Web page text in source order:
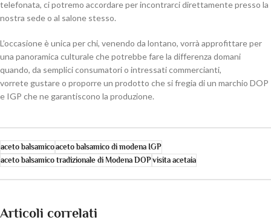
telefonata, ci potremo accordare per incontrarci direttamente presso la
nostra sede o al salone stesso.
L’occasione è unica per chi, venendo da lontano, vorrà approfittare per
una panoramica culturale che potrebbe fare la differenza domani
quando, da semplici consumatori o intressati commercianti,
vorrete gustare o proporre un prodotto che si fregia di un marchio DOP
e IGP che ne garantiscono la produzione.
aceto balsamicoaceto balsamico di modena IGP
aceto balsamico tradizionale di Modena DOPvisita acetaia
Articoli correlati